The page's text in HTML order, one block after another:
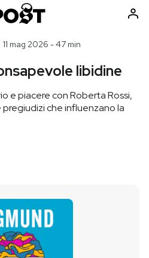
Auto
Moda
Altrecose
Mondiali calcio 2026
11 mag 2026 - 47 min
libidine
e piacere con Roberta Rossi,
che influenzano la